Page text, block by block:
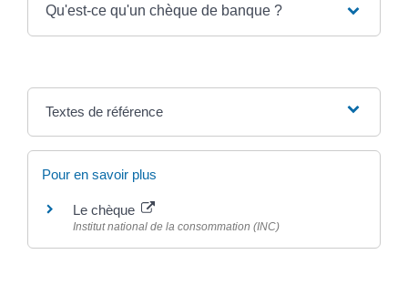
Qu'est-ce qu'un chèque de banque ?
Textes de référence
Pour en savoir plus
Le chèque
Institut national de la consommation (INC)